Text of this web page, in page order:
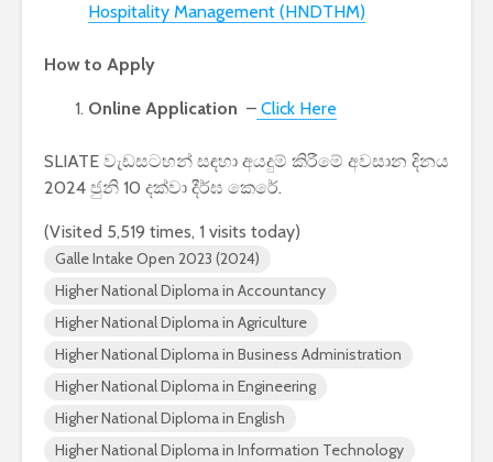
Hospitality Management (HNDTHM)
How to Apply
Online Application – Click Here
SLIATE වැඩසටහන් සඳහා අයදුම් කිරීමේ අවසාන දිනය
2024 ජුනි 10 දක්වා දීර්ඝ කෙරේ.
(Visited 5,519 times, 1 visits today)
Galle Intake Open 2023 (2024)
Higher National Diploma in Accountancy
Higher National Diploma in Agriculture
Higher National Diploma in Business Administration
Higher National Diploma in Engineering
Higher National Diploma in English
Higher National Diploma in Information Technology
Adobe විසින්
2026 යාවත්කාලීනය
හඳුන්වා දීමට
නියමිතයි.